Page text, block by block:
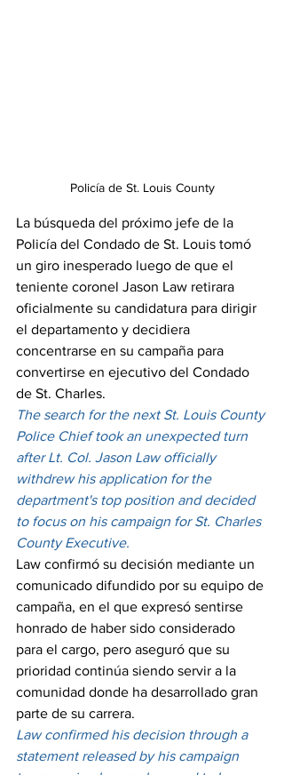
Policía de St. Louis County
La búsqueda del próximo jefe de la
Policía del Condado de St. Louis tomó
un giro inesperado luego de que el
teniente coronel Jason Law retirara
oficialmente su candidatura para dirigir
el departamento y decidiera
concentrarse en su campaña para
convertirse en ejecutivo del Condado
de St. Charles.
The search for the next St. Louis County
Police Chief took an unexpected turn
after Lt. Col. Jason Law officially
withdrew his application for the
department's top position and decided
to focus on his campaign for St. Charles
County Executive.
Law confirmó su decisión mediante un
comunicado difundido por su equipo de
campaña, en el que expresó sentirse
honrado de haber sido considerado
para el cargo, pero aseguró que su
prioridad continúa siendo servir a la
comunidad donde ha desarrollado gran
parte de su carrera.
Law confirmed his decision through a
statement released by his campaign